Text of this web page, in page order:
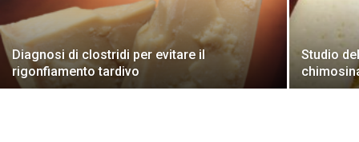
Diagnosi di clostridi per evitare il
rigonfiamento tardivo
Studio